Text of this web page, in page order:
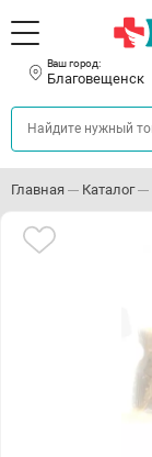
Ваш город:
Благовещенск
Главная Каталог